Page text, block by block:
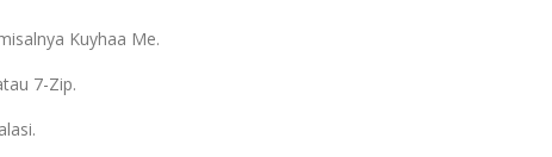
Kuyhaa Me.
7-Zip.